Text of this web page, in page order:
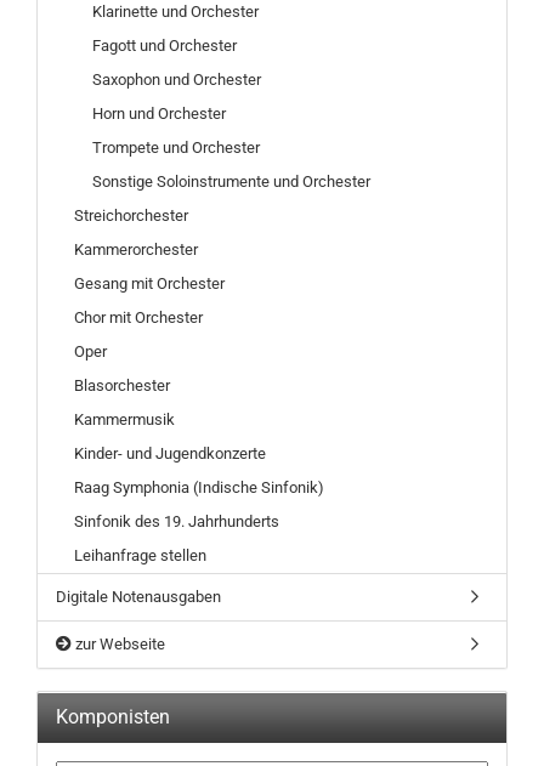
Klarinette und Orchester
Fagott und Orchester
Saxophon und Orchester
Horn und Orchester
Trompete und Orchester
Sonstige Soloinstrumente und Orchester
Streichorchester
Kammerorchester
Gesang mit Orchester
Chor mit Orchester
Oper
Blasorchester
Kammermusik
Kinder- und Jugendkonzerte
Raag Symphonia (Indische Sinfonik)
Sinfonik des 19. Jahrhunderts
Leihanfrage stellen
Digitale Notenausgaben
zur Webseite
Komponisten